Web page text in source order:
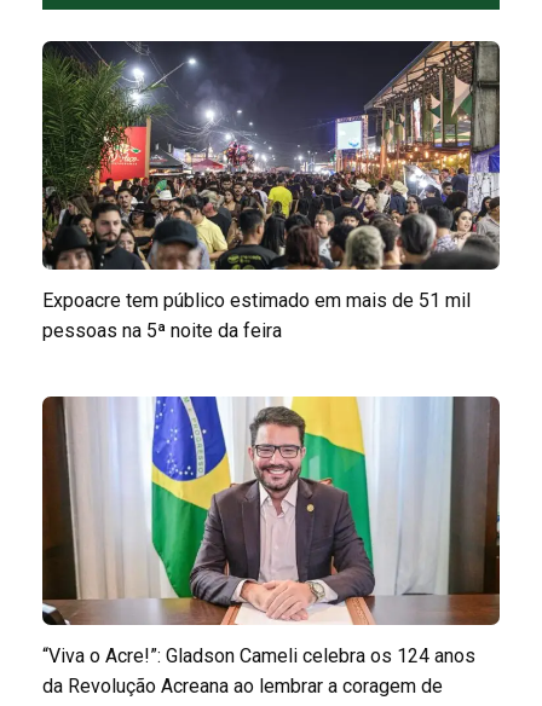
Expoacre tem público estimado em mais de 51 mil
pessoas na 5ª noite da feira
“Viva o Acre!”: Gladson Cameli celebra os 124 anos
da Revolução Acreana ao lembrar a coragem de